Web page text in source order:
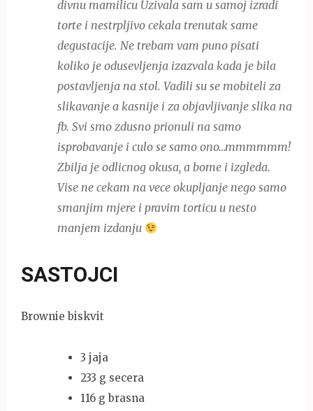
divnu mamilicu Uzivala sam u samoj izradi
torte i nestrpljivo cekala trenutak same
degustacije. Ne trebam vam puno pisati
koliko je odusevljenja izazvala kada je bila
postavljenja na stol. Vadili su se mobiteli za
slikavanje a kasnije i za objavljivanje slika na
fb. Svi smo zdusno prionuli na samo
isprobavanje i culo se samo ono…mmmmmm!
Zbilja je odlicnog okusa, a bome i izgleda.
Vise ne cekam na vece okupljanje nego samo
smanjim mjere i pravim torticu u nesto
manjem izdanju
SASTOJCI
Brownie biskvit
3 jaja
233 g secera
116 g brasna